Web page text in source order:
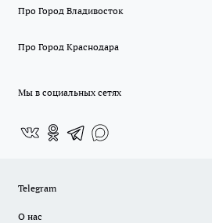
Про Город Владивосток
Про Город Краснодара
Мы в социальных сетях
Telegram
О нас